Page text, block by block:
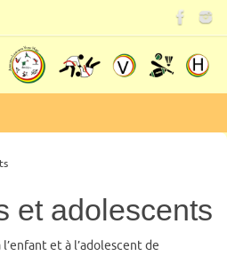
et adolescents
et à l’adolescent de